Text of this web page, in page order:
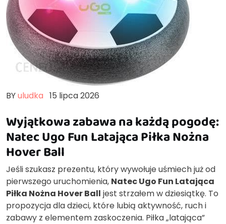
BYuludka 15 lipca 2026
Wyjątkowa zabawa na każdą pogodę:
Natec Ugo Fun Latająca Piłka Nożna
Hover Ball
Jeśli szukasz prezentu, który wywołuje uśmiech już od
pierwszego uruchomienia, Natec Ugo Fun Latająca
Piłka Nożna Hover Ball jest strzałem w dziesiątkę. To
propozycja dla dzieci, które lubią aktywność, ruch i
zabawy z elementem zaskoczenia. Piłka „latająca”